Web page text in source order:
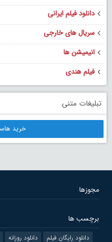
دانلود فیلم ایرانی
سریال های خارجی
انیمیشن ها
فیلم هندی
تبلیغات متنی
خرید
مجوزها
برچسب ها
دانلود رایگان فیلم دانلود روزانه